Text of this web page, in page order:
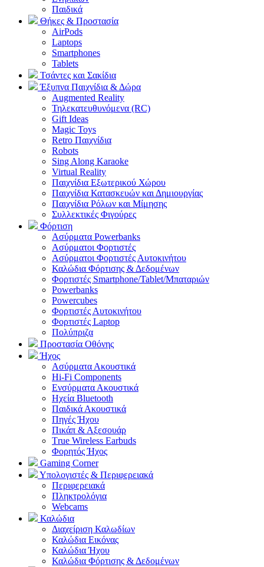
Παιδικά
Θήκες & Προστασία
AirPods
Laptops
Smartphones
Tablets
Τσάντες και Σακίδια
Έξυπνα Παιχνίδια & Δώρα
Augmented Reality
Τηλεκατευθυνόμενα (RC)
Gift Ideas
Magic Toys
Retro Παιχνίδια
Robots
Sing Along Karaoke
Virtual Reality
Παιχνίδια Εξωτερικού Χώρου
Παιχνίδια Κατασκευών και Δημιουργίας
Παιχνίδια Ρόλων και Μίμησης
Συλλεκτικές Φιγούρες
Φόρτιση
Ασύρματα Powerbanks
Aσύρματοι Φορτιστές
Ασύρματοι Φορτιστές Αυτοκινήτου
Καλώδια Φόρτισης & Δεδομένων
Φορτιστές Smartphone/Tablet/Μπαταριών
Powerbanks
Powercubes
Φορτιστές Αυτοκινήτου
Φορτιστές Laptop
Πολύπριζα
Προστασία Οθόνης
Ήχος
Ασύρματα Ακουστικά
Hi-Fi Components
Ενσύρματα Ακουστικά
Ηχεία Bluetooth
Παιδικά Ακουστικά
Πηγές Ήχου
Πικάπ & Αξεσουάρ
Τrue Wireless Earbuds
Φορητός Ήχος
Gaming Corner
Υπολογιστές & Περιφερειακά
Περιφερειακά
Πληκτρολόγια
Webcams
Καλώδια
Διαχείριση Καλωδίων
Καλώδια Εικόνας
Καλώδια Ήχου
Καλώδια Φόρτισης & Δεδομένων